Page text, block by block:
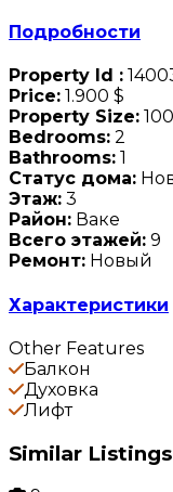
Подробности
Property Id :
Price: 1.900 $
Property Size: 100
Bedrooms: 2
Bathrooms: 1
Статус дома:
Этаж: 3
Район: Ваке
Всего этажей: 9
Ремонт: Новый
Характеристики
Other Features
Балкон
Духовка
Лифт
Similar Listings